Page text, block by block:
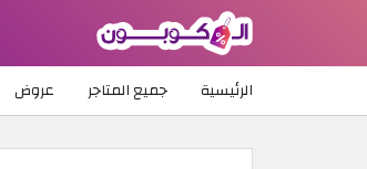
الرئيسية جميع المتاجر عروض